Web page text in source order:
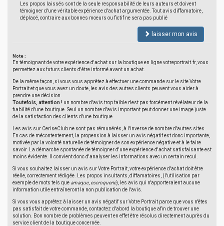
Les propos laissés sont de la seule responsabilité de leurs auteurs et doivent
témoigner d'une véritable expérience d'achat argumentée. Tout avis diffamatoire,
déplacé, contraire aux bonnes moeurs ou fictif ne sera pas publié
laisser mon avis
Note :
En témoignant de votre expérience d'achat sur la boutique en ligne votreportrait.fr, vous
permettez aux futurs clients d'être informé avant un achat.
De la même façon, si vous vous apprêtez à effectuer une commande sur le site Votre
Portrait et que vous avez un doute, les avis des autres clients peuvent vous aider à
prendre une décision.
Toutefois, attention ! un nombre d'avis trop faible n'est pas forcément révélateur de la
fiabilité d'une boutique. Seul un nombre d'avis important peut donner une image juste
de la satisfaction des clients d'une boutique.
Les avis sur CeriseClub ne sont pas rémunérés, à l'inverse de nombre d'autres sites.
En cas de mécontentement, la propension à laisser un avis négatif est donc importante,
motivée par la volonté naturelle de témoigner de son expérience négative et à le faire
savoir. La démarche spontanée de témoigner d'une expérience d'achat satisfaisante est
moins évidente. Il convient donc d'analyser les informations avec un certain recul.
Si vous souhaitez laisser un avis sur Votre Portrait, votre expérience d'achat doit être
réelle, correctement rédigée. Les propos insultants, diffamatoires, (l'utilisation par
exemple de mots tels que arnaque, escroquerie), les avis qui n'apporteraient aucune
information utile entraîneront la non publication de l'avis.
Si vous vous apprêtez à laisser un avis négatif sur Votre Portrait parce que vous n'êtes
pas satisfait de votre commande, contactez d'abord la boutique afin de trouver une
solution. Bon nombre de problèmes peuvent en effet être résolus directement auprès du
service client de la boutique concernée.